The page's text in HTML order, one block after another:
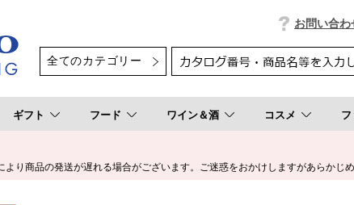
お問い合わ
ギフト フード ワイン＆酒 コスメ
り商品の発送が遅れる場合がございます。ご迷惑をおかけしますがあらかじめ